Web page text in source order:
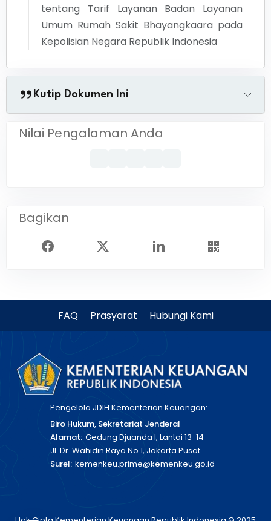
tentang Tarif Layanan Badan Layanan
Umum Rumah Sakit Bhayangkaara pada
Kepolisian Negara Republik Indonesia
Kutip Dokumen Ini
Nilai Pengalaman Anda
Bagikan
FAQ Prasyarat Hubungi Kami
Pengelola JDIH Kementerian Keuangan:
Biro Hukum, Sekretariat Jenderal
Alamat: Gedung Djuanda I, Lantai 13-14
Jl. Dr. Wahidin Raya No 1, Jakarta Pusat
Surel: kemenkeu.prime@kemenkeu.go.id